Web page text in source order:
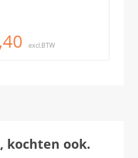
excl.BTW
kochten ook.